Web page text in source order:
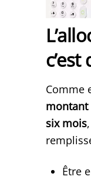
c’est
Comme
montant
six mois
Être